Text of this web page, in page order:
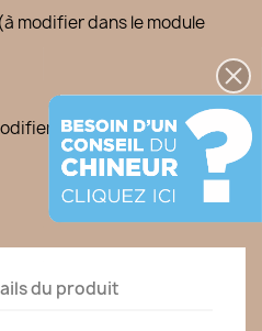
modifier dans le module
dans le module
du produit